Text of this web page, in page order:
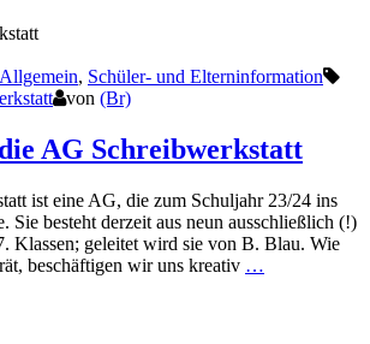
Allgemein, Schüler- und Elterninformation
von (Br)
AG Schreibwerkstatt
ist eine AG, die zum Schuljahr 23/24 ins
Sie besteht derzeit aus neun ausschließlich (!)
Klassen; geleitet wird sie von B. Blau. Wie
beschäftigen wir uns kreativ …